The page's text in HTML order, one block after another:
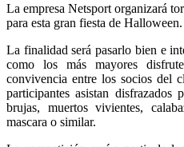
La empresa Netsport organizará
para esta gran fiesta de Halloween.
La finalidad será pasarlo bien e
como los más mayores
convivencia entre los socios del
participantes asistan
brujas, muertos vivientes,
mascara o similar.